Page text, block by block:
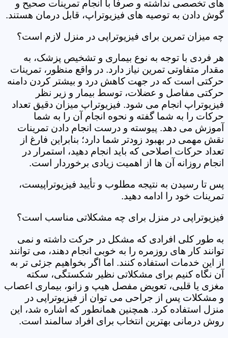
های تخصصی نداشته و صرفاً با انجام تمرینات صحیح و
گوش دادن به توصیه های فیزیوتراپ، قابل درمان هستند.
چه میزان تمرین برای فیزیوتراپی در منزل لازم است؟
هر فردی با توجه به نوع بیماری و تشخیص پزشک، به
مقدار متفاوتی تمرین نیاز دارد. در واقع منظور، تمرینات
حرکتی است که در جهت کاهش درد و بیشتر کردن دامنه
حرکتی مفاصل و عضلات، توسط بیمار و زیر نظر
فیزیوتراپ انجام می شود. فیزیوتراپ میزان دقیق تعداد
حرکات را به شما گفته و نحوه انجام آن را به شما
آموزش می دهد. پیوسته و درست انجام دادن تمرینات
نقش مهمی در بهبود زودتر شما دارد؛ بنابراین فارغ از
تعداد حرکات اصلاحی که باید انجام دهید، استمرار در
انجام روزانه آن ها از اهمیت زیادی برخوردار است.
پس تا رسیدن به نتیجه مطلوب و تأیید فیزیوتراپیست،
تمرینات خود را ادامه دهید.
فیزیوتراپی در منزل برای چه مشکلاتی مناسب است؟
به طور کلی افرادی که مشکل در حرکت داشته و نمی
توانند کار های روزمره را به خوبی انجام دهند، می توانند
از این خدمات استفاده کنند. اما اگر بخواهیم جزئی تر به
آن نگاه کنیم برای مشکلاتی نظیر شکستگی، سکته
مغزی یا قلبی، تعویض مفصل هیپ و زانو، بیماری اعصاب
و مشکلات پس از جراحی می توان از فیزیوتراپی در
منزل استفاده کرد. همچنین همانطور که اشاره شد، این
روش درمانی بهترین انتخاب برای افراد سالمند است.